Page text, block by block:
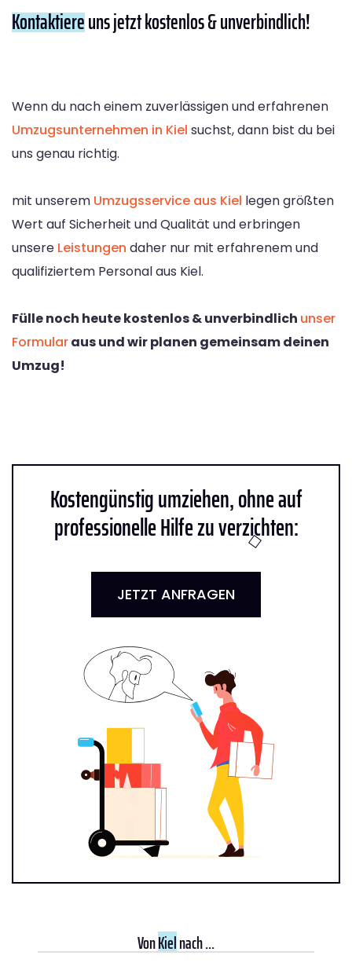
Kontaktiereuns jetzt kostenlos & unverbindlich!
Wenn du nach einem zuverlässigen und erfahrenen
Umzugsunternehmen in Kiel suchst, dann bist du bei
uns genau richtig.
mit unserem Umzugsservice aus Kiel legen größten
Wert auf Sicherheit und Qualität und erbringen
unsere Leistungen daher nur mit erfahrenem und
qualifiziertem Personal aus Kiel.
Fülle noch heute kostenlos & unverbindlich unser
Formularaus und wir planen gemeinsam deinen
Umzug!
Kostengünstig umziehen, ohne auf
professionelle Hilfe zu verzichten:
JETZT ANFRAGEN
VonKielnach ...